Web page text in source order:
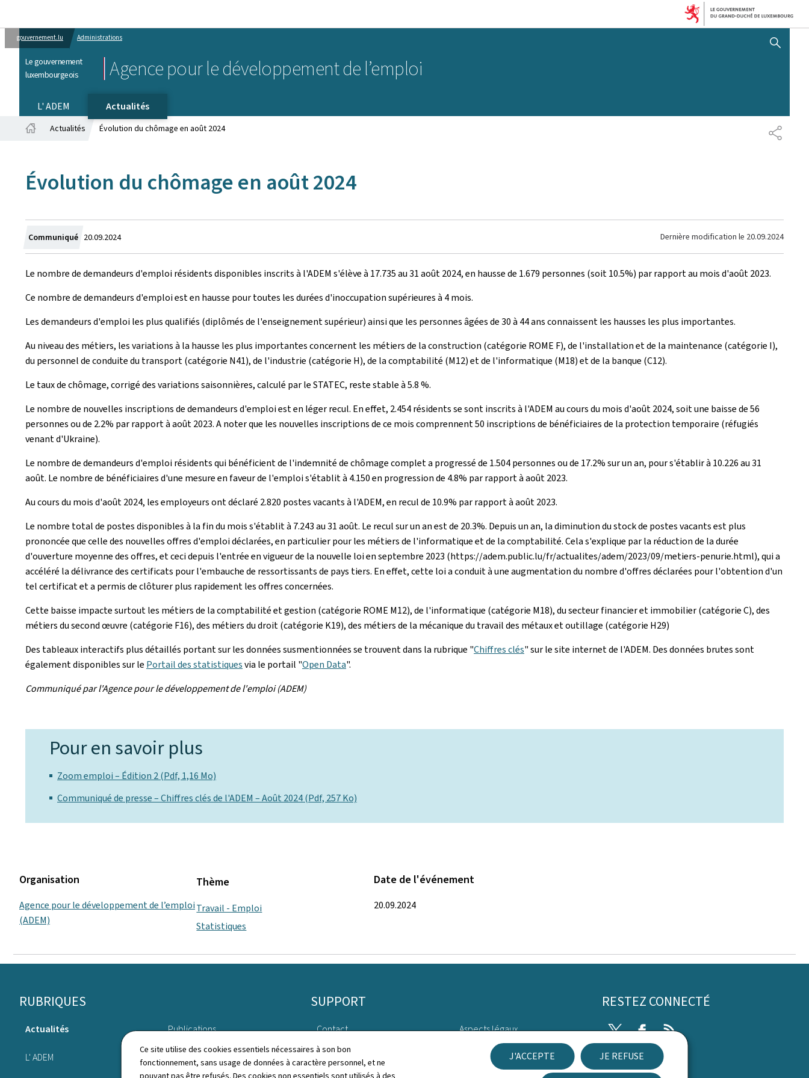
Ce site utilise des cookies essentiels nécessaires à son bon
fonctionnement, sans usage de données à caractère personnel, et ne
J'ACCEPTE JE REFUSE
gouvernement.lu Administrations
Le gouvernement
luxembourgeois
Agence pour le développement de l’emploi
AFFICHER / MASQUER
L' ADEM
Actualités
Actualités Évolution du chômage en août 2024
Évolution du chômage en août 2024
Communiqué Crée
le
20.09.2024 Dernière modification le 20.09.2024
Le nombre de demandeurs d'emploi résidents disponibles inscrits à l'ADEM s'élève à 17.735 au 31 août 2024, en hausse de 1.679 personnes (soit 10.5%) par rapport au mois d'août 2023.
Ce nombre de demandeurs d'emploi est en hausse pour toutes les durées d'inoccupation supérieures à 4 mois.
Les demandeurs d'emploi les plus qualifiés (diplômés de l'enseignement supérieur) ainsi que les personnes âgées de 30 à 44 ans connaissent les hausses les plus importantes.
Au niveau des métiers, les variations à la hausse les plus importantes concernent les métiers de la construction (catégorie ROME F), de l'installation et de la maintenance (catégorie I),
du personnel de conduite du transport (catégorie N41), de l'industrie (catégorie H), de la comptabilité (M12) et de l'informatique (M18) et de la banque (C12).
Le taux de chômage, corrigé des variations saisonnières, calculé par le STATEC, reste stable à 5.8 %.
Le nombre de nouvelles inscriptions de demandeurs d'emploi est en léger recul. En effet, 2.454 résidents se sont inscrits à l'ADEM au cours du mois d'août 2024, soit une baisse de 56
personnes ou de 2.2% par rapport à août 2023. A noter que les nouvelles inscriptions de ce mois comprennent 50 inscriptions de bénéficiaires de la protection temporaire (réfugiés
venant d'Ukraine).
Le nombre de demandeurs d'emploi résidents qui bénéficient de l'indemnité de chômage complet a progressé de 1.504 personnes ou de 17.2% sur un an, pour s'établir à 10.226 au 31
août. Le nombre de bénéficiaires d'une mesure en faveur de l'emploi s'établit à 4.150 en progression de 4.8% par rapport à août 2023.
Au cours du mois d'août 2024, les employeurs ont déclaré 2.820 postes vacants à l'ADEM, en recul de 10.9% par rapport à août 2023.
Le nombre total de postes disponibles à la fin du mois s'établit à 7.243 au 31 août. Le recul sur un an est de 20.3%. Depuis un an, la diminution du stock de postes vacants est plus
prononcée que celle des nouvelles offres d'emploi déclarées, en particulier pour les métiers de l'informatique et de la comptabilité. Cela s'explique par la réduction de la durée
d'ouverture moyenne des offres, et ceci depuis l'entrée en vigueur de la nouvelle loi en septembre 2023 (https://adem.public.lu/fr/actualites/adem/2023/09/metiers‐penurie.html), qui a
accéléré la délivrance des certificats pour l'embauche de ressortissants de pays tiers. En effet, cette loi a conduit à une augmentation du nombre d'offres déclarées pour l'obtention d'un
tel certificat et a permis de clôturer plus rapidement les offres concernées.
Cette baisse impacte surtout les métiers de la comptabilité et gestion (catégorie ROME M12), de l'informatique (catégorie M18), du secteur financier et immobilier (catégorie C), des
métiers du second œuvre (catégorie F16), des métiers du droit (catégorie K19), des métiers de la mécanique du travail des métaux et outillage (catégorie H29)
Des tableaux interactifs plus détaillés portant sur les données susmentionnées se trouvent dans la rubrique "Chiffres clés" sur le site internet de l'ADEM. Des données brutes sont
également disponibles sur le Portail des statistiquesvia le portail "Open Data".
Communiqué par l'Agence pour le développement de l'emploi (ADEM)
Pour en savoir plus
Zoom emploi – Édition 2 (Pdf, 1,16 Mo)
Communiqué de presse – Chiffres clés de l'ADEM – Août 2024 (Pdf, 257 Ko)
Organisation
Agence pour le développement de l’emploi
(ADEM)
Thème
Travail - Emploi
Statistiques
Date de l'événement
20.09.2024
Pied
de
RUBRIQUES
Actualités
L' ADEM
Publications
Annuaire
SUPPORT
Contact
Plan du site
Aspects légaux
Déclaration d'accessibilité
RESTEZ CONNECTÉ
TwitterFacebook
RSS